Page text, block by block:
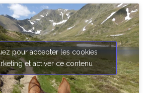
pour accepter les cookies
et activer ce contenu